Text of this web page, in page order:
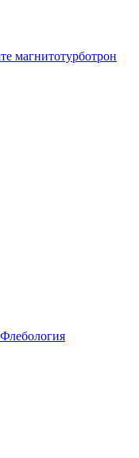
магнитотурботрон